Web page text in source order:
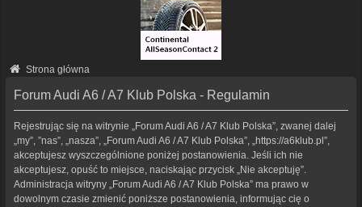
Strona główna
Forum Audi A6 / A7 Klub Polska - Regulamin
Rejestrując się na witrynie „Forum Audi A6 / A7 Klub Polska”, zwanej dalej
„my”, ”nas”, „nasza”, „Forum Audi A6 / A7 Klub Polska”, „https://a6klub.pl”,
akceptujesz wyszczególnione poniżej postanowienia. Jeśli ich nie
akceptujesz, opuść to miejsce, naciskając przycisk „Nie akceptuję”.
Administracja witryny „Forum Audi A6 / A7 Klub Polska” ma prawo w
dowolnym czasie zmienić poniższe postanowienia, informując cię o